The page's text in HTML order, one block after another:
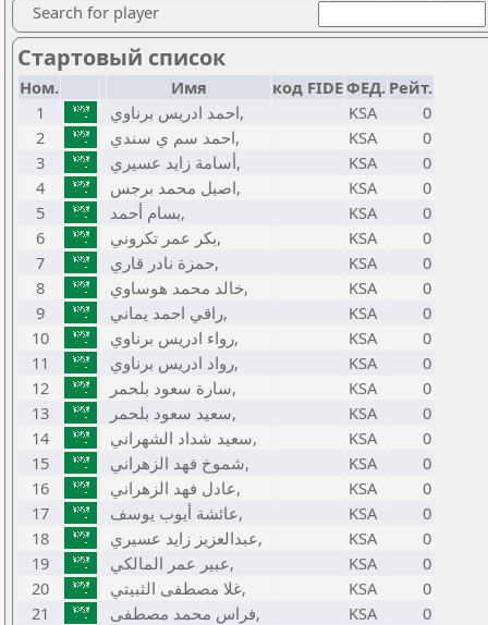
Search for player
Стартовый список
Ном. Имя код FIDEФЕД. Рейт.
1
احمد ادريس برناوي, KSA
0
2
احمد سم ي سندي, KSA
0
3
أسامة زايد عسيري, KSA
0
4
اصيل محمد برجس, KSA
0
5
بسام أحمد, KSA
0
6
بكر عمر تكروني, KSA
0
7
حمزة نادر قاري, KSA
0
8
خالد محمد هوساوي, KSA
0
9
راقي احمد يماني, KSA
0
10
رواء ادريس برناوي, KSA
0
11
رواد ادريس برناوي, KSA
0
12
سارة سعود بلحمر, KSA
0
13
سعيد سعود بلحمر, KSA
0
14
سعيد شداد الشهراني, KSA
0
15
شموخ فهد الزهراني, KSA
0
16
عادل فهد الزهراني, KSA
0
17
عائشة أيوب يوسف, KSA
0
18
عبدالعزيز زايد عسيري, KSA
0
19
عبير عمر المالكي, KSA
0
20
غلا مصطفى الثبيتي, KSA
0
21
فراس محمد مصطفى, KSA
0